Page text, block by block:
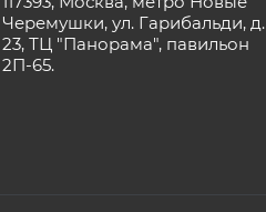
Черемушки, ул. Гарибальди, д.
23, ТЦ "Панорама", павильон
2П-65.